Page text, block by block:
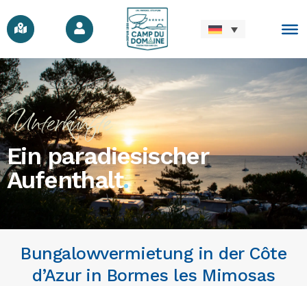
Unterkünfte
Ein paradiesischer
Aufenthalt.
Bungalowvermietung in der Côte
d’Azur in Bormes les Mimosas